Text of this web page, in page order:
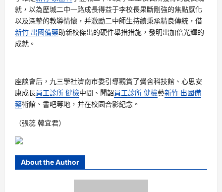
就，以為歷城二中一路成長得益于李校長果斷剛強的焦點感化
以及深摯的教導情懷，并激勵二中師生持續秉承精良傳統，借
新竹 出國備藥助新校傑出的硬件舉措措施，發明出加倍光輝的
成就。
座談會后，九三學社濟南市委引導觀賞了黌舍科技館、心思安
康成長員工診所 健檢中間、聞韶員工診所 健檢藝新竹 出國備
藥術館、書吧等地，并在校園合影紀念。
（張蕊 韓宜君）
About the Author